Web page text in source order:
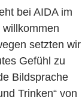
bei AIDA im
willkommen
setzten wir
Gefühl zu
Bildsprache
Trinken“ von